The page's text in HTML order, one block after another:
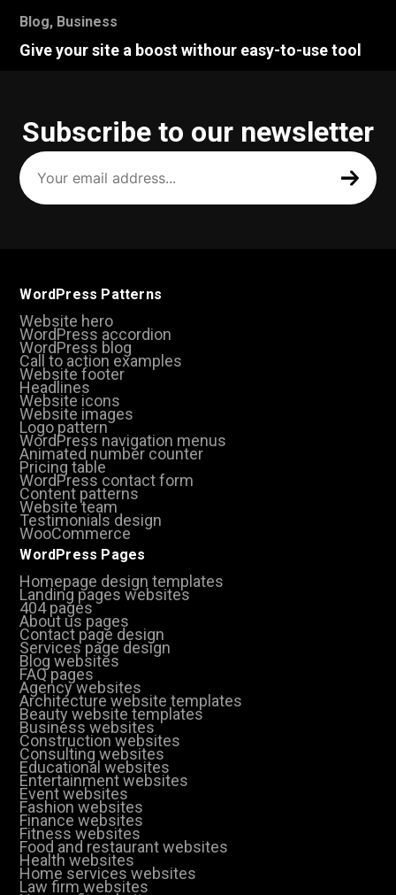
Blog, Business
Give your site a boost withour easy-to-use tool
Subscribe to our newsletter
Your
email
address
(Required)
WordPress Patterns
Website hero
WordPress accordion
WordPress blog
Call to action examples
Website footer
Headlines
Website icons
Website images
Logo pattern
WordPress navigation menus
Animated number counter
Pricing table
WordPress contact form
Content patterns
Website team
Testimonials design
WooCommerce
WordPress Pages
Homepage design templates
Landing pages websites
404 pages
About us pages
Contact page design
Services page design
Blog websites
FAQ pages
Agency websites
Architecture website templates
Beauty website templates
Business websites
Construction websites
Consulting websites
Educational websites
Entertainment websites
Event websites
Fashion websites
Finance websites
Fitness websites
Food and restaurant websites
Health websites
Home services websites
Law firm websites